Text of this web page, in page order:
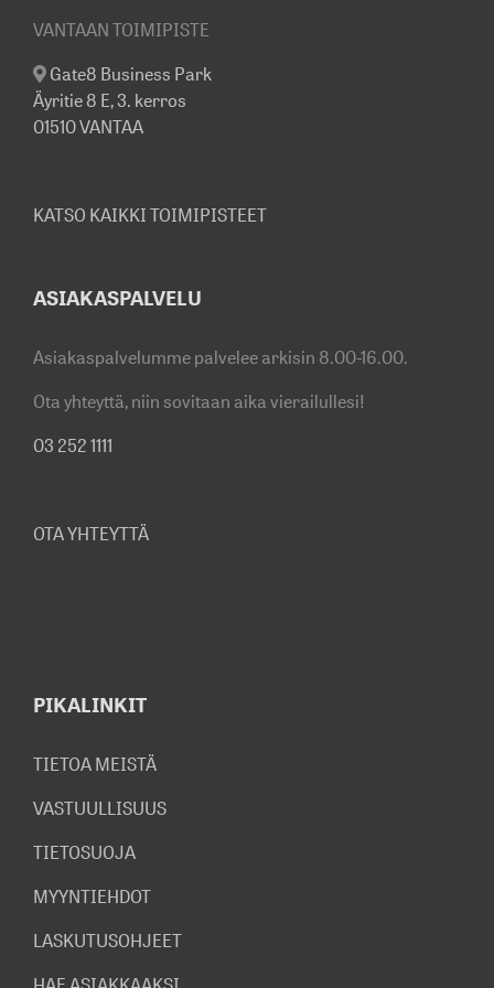
VANTAAN TOIMIPISTE
Gate8 Business Park
Äyritie 8 E, 3. kerros
01510 VANTAA
KATSO KAIKKI TOIMIPISTEET
ASIAKASPALVELU
Asiakaspalvelumme palvelee arkisin 8.00-16.00.
Ota yhteyttä, niin sovitaan aika vierailullesi!
03 252 1111
OTA YHTEYTTÄ
PIKALINKIT
TIETOA MEISTÄ
VASTUULLISUUS
TIETOSUOJA
MYYNTIEHDOT
LASKUTUSOHJEET